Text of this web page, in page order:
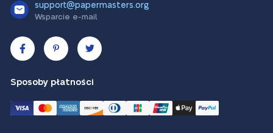
support@papermasters.org
Wsparcie e-mail
Sposoby płatności